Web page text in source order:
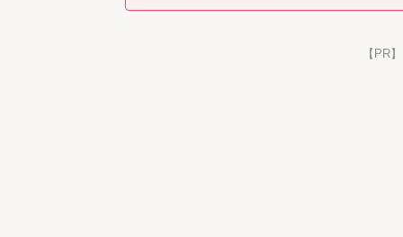
【PR